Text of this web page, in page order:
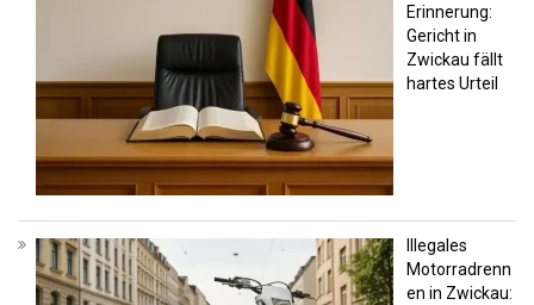
Erinnerung:
Gericht in
Zwickau fällt
hartes Urteil
Illegales
Motorradrenn
en in Zwickau: